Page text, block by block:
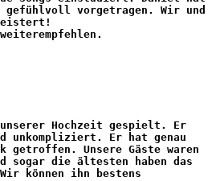
gefühlvoll vorgetragen. Wir und
unserer Hochzeit gespielt. Er
unkompliziert. Er hat genau
getroffen. Unsere Gäste waren
sogar die ältesten haben das
können ihn bestens